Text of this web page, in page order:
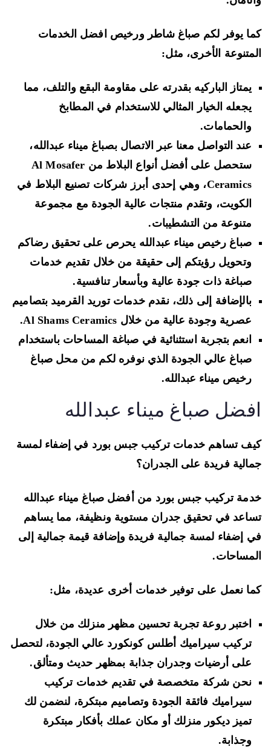
يوفر لكم صباغ شاطر ورخيص افضل الخدمات
الأخرى، مثل:
يمتاز الباركيه بقدرته على مقاومة البقع والتلف، مما
يجعله الخيار المثالي للاستخدام في المطابخ
والحمامات.
عند التواصل معنا عبر الاتصال بصباغ ميناء عبدالله،
ستحصل على أفضل أنواع البلاط من Al Mosafer
Ceramics، وهي إحدى أبرز شركات تصنيع البلاط في
الكويت، وتقدم منتجات عالية الجودة مع مجموعة
متنوعة من التشطيبات.
صباغ رخيص ميناء عبدالله يحرص على تحقيق رضاكم
وتحويل رؤيتكم إلى حقيقة من خلال تقديم خدمات
صباغة ذات جودة عالية وبأسعار تنافسية.
بالإضافة إلى ذلك، نقدم خدمات توريد القرميد بتصاميم
عصرية وجودة عالية من خلال Al Shams Ceramics.
انعم بتجربة استثنائية في صباغة المساحات باستخدام
صباغ عالي الجودة الذي نوفره لكم من محل صباغ
رخيص ميناء عبدالله.
صباغ ميناء عبدالله
تساهم خدمات تركيب جبس بورد في إضفاء لمسة
فريدة على الجدران؟
تركيب جبس بورد من أفضل صباغ ميناء عبدالله
في تحقيق جدران مستوية ونظيفة، مما يساهم
إضفاء لمسة جمالية فريدة وإضافة قيمة جمالية إلى
نعمل على توفير خدمات أخرى عديدة، مثل:
اختبر روعة تجربة تحسين مظهر منزلك من خلال
تركيب سيراميك أطلس كونكورد عالي الجودة، لتحصل
على أرضيات وجدران جذابة بمظهر حديث ومتألق.
نحن شركة متخصصة في تقديم خدمات تركيب
سيراميك فائقة الجودة وتصاميم مبتكرة، لنضمن لك
تميز ديكور منزلك أو مكان عملك بأفكار مبتكرة
وجذابة.